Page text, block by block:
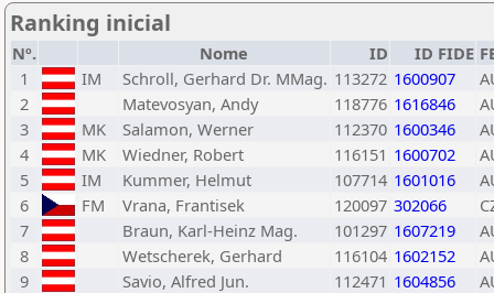
Ranking inicial
Nº. Nome ID ID FIDE
1
IM Schroll, Gerhard Dr. MMag. 113272 1600907
2
Matevosyan, Andy 118776 1616846
3
MK Salamon, Werner 112370 1600346
4
MK Wiedner, Robert 116151 1600702
5
IM Kummer, Helmut 107714 1601016
6
FM Vrana, Frantisek 120097 302066
7
Braun, Karl-Heinz Mag. 101297 1607219
8
Wetscherek, Gerhard 116104 1602152
9
Savio, Alfred Jun. 112471 1604856